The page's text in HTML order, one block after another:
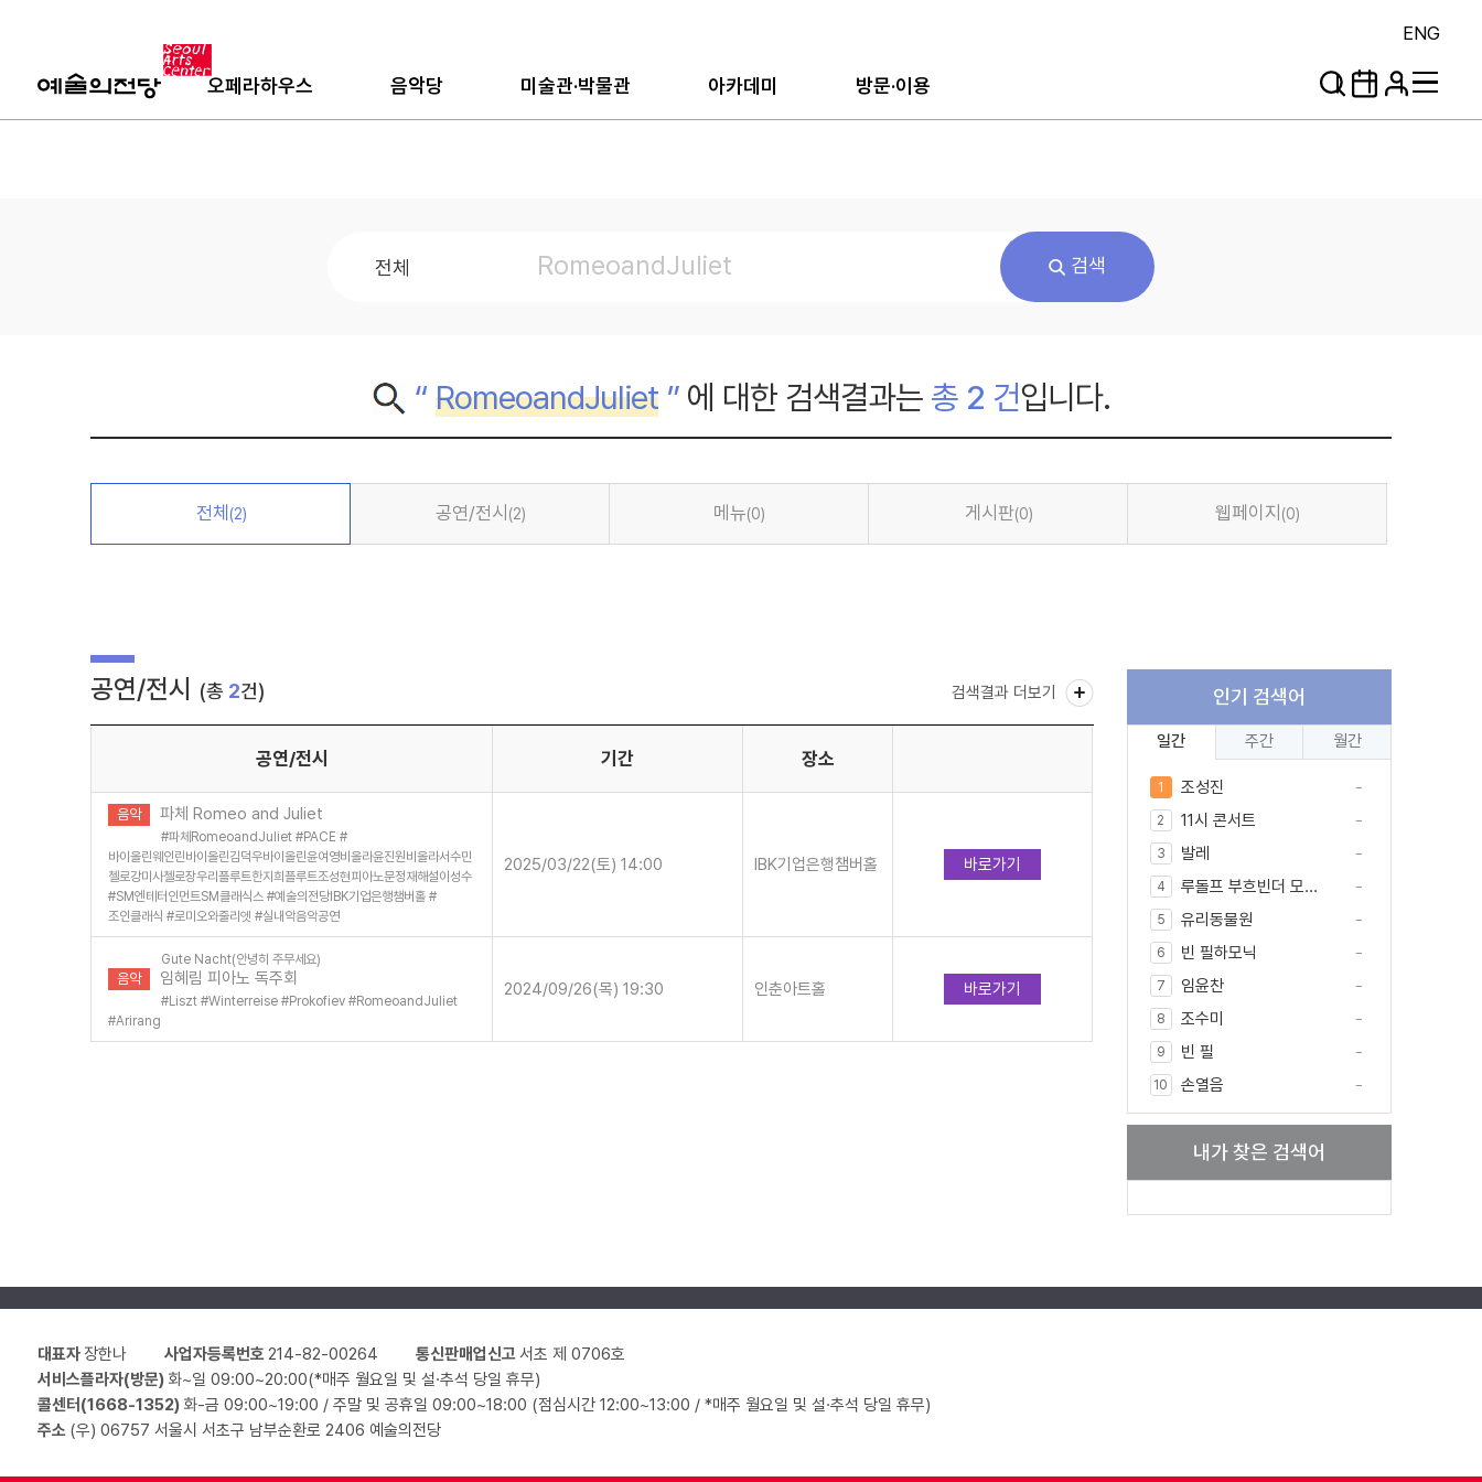
ENG
오페라하우스 음악당 미술관·박물관 아카데미 방문·이용
검색
“ RomeoandJuliet”에 대한 검색결과는 총 2 건입니다.
전체 (2) 공연/전시 (2) 메뉴(0) 게시판(0) 웹페이지 (0)
인기 검색어
일간 주간 월간
1 조성진
2 11시 콘서트
3 발레
4 루돌프 부흐빈더 모...
5 유리동물원
6 빈 필하모닉
7 임윤찬
8 조수미
9 빈 필
10 손열음
내가 찾은 검색어
공연/전시 (총 2건) 검색결과 더보기
공연/전시 기간 장소
음악 파체 Romeo and Juliet
#파체RomeoandJuliet #PACE #
바이올린웨인린바이올린김덕우바이올린윤여영비올라윤진원비올라서수민
첼로강미사첼로장우리플루트한지희플루트조성현피아노문정재해설이성수
#SM엔테터인먼트SM클래식스 #예술의전당IBK기업은행챔버홀 #
조인클래식 #로미오와줄리엣 #실내악음악공연
2025/03/22(토) 14:00 IBK기업은행챔버홀 바로가기
Gute Nacht(안녕히 주무세요)
음악 임혜림 피아노 독주회
#Liszt #Winterreise #Prokofiev #RomeoandJuliet
#Arirang
2024/09/26(목) 19:30 인춘아트홀 바로가기
대표자장한나 사업자등록번호214-82-00264 통신판매업신고서초 제 0706호
서비스플라자(방문) 화~일 09:00~20:00(*매주 월요일 및 설·추석 당일 휴무)
콜센터(1668-1352) 화-금 09:00~19:00 / 주말 및 공휴일 09:00~18:00 (점심시간 12:00~13:00 / *매주 월요일 및 설·추석 당일 휴무)
주소 (우) 06757 서울시 서초구 남부순환로 2406 예술의전당